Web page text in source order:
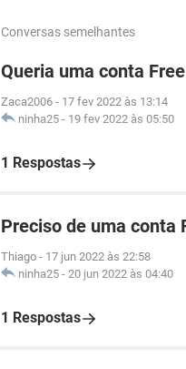
Conversas semelhantes
Queria uma conta
Zaca2006 - 17 fev 2022 às 13:14
ninha25 - 19 fev 2022 às 05:50
1 Respostas
Preciso de uma conta
Thiago - 17 jun 2022 às 22:58
ninha25 - 20 jun 2022 às 04:40
1 Respostas